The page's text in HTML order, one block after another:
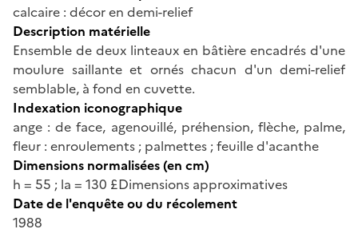
calcaire : décor en demi-relief
Description matérielle
Ensemble de deux linteaux en bâtière encadrés d'une
moulure saillante et ornés chacun d'un demi-relief
semblable, à fond en cuvette.
Indexation iconographique
ange : de face, agenouillé, préhension, flèche, palme,
fleur : enroulements ; palmettes ; feuille d'acanthe
Dimensions normalisées (en cm)
h = 55 ; la = 130 £Dimensions approximatives
Date de l'enquête ou du récolement
1988